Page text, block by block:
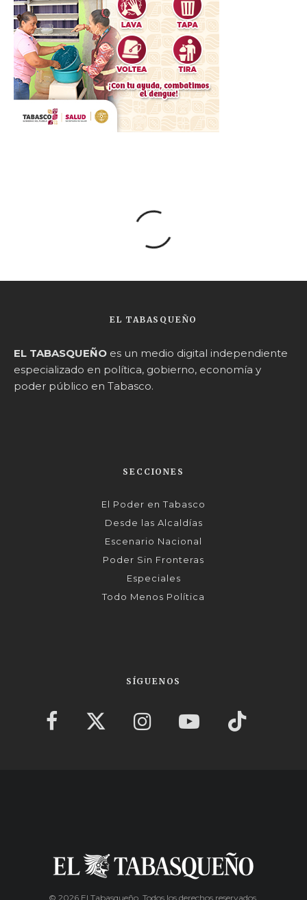
EL TABASQUEÑO
EL TABASQUEÑO es un medio digital independiente
especializado en política, gobierno, economía y
poder público en Tabasco.
SECCIONES
El Poder en Tabasco
Desde las Alcaldías
Escenario Nacional
Poder Sin Fronteras
Especiales
Todo Menos Política
SÍGUENOS
© 2026 El Tabasqueño. Todos los derechos reservados.